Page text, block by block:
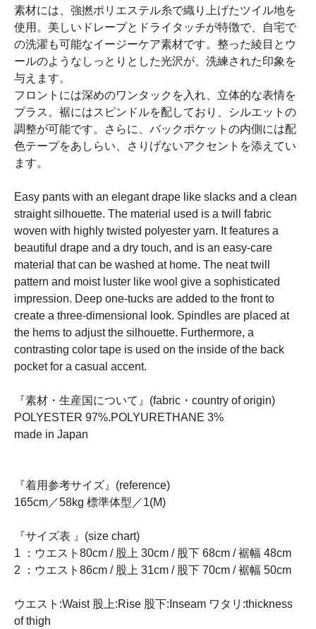
素材には、強撚ポリエステル糸で織り上げたツイル地を
使用。美しいドレープとドライタッチが特徴で、自宅で
の洗濯も可能なイージーケア素材です。整った綾目とウ
ールのようなしっとりとした光沢が、洗練された印象を
与えます。
フロントには深めのワンタックを入れ、立体的な表情を
プラス。裾にはスピンドルを配しており、シルエットの
調整が可能です。さらに、バックポケットの内側には配
色テープをあしらい、さりげないアクセントを添えてい
ます。
Easy pants with an elegant drape like slacks and a clean
straight silhouette. The material used is a twill fabric
woven with highly twisted polyester yarn. It features a
beautiful drape and a dry touch, and is an easy-care
material that can be washed at home. The neat twill
pattern and moist luster like wool give a sophisticated
impression. Deep one-tucks are added to the front to
create a three-dimensional look. Spindles are placed at
the hems to adjust the silhouette. Furthermore, a
contrasting color tape is used on the inside of the back
pocket for a casual accent.
『素材・生産国について』(fabric・country of origin)
POLYESTER 97%.POLYURETHANE 3%
made in Japan
『着用参考サイズ』(reference)
165cm／58kg 標準体型／1(M)
『サイズ表 』(size chart)
1 ：ウエスト80cm / 股上 30cm / 股下 68cm / 裾幅 48cm
2 ：ウエスト86cm / 股上 31cm / 股下 70cm / 裾幅 50cm
ウエスト:Waist 股上:Rise 股下:Inseam ワタリ:thickness
of thigh